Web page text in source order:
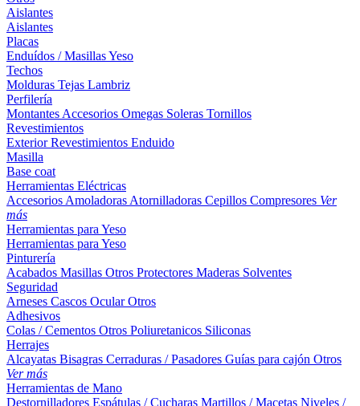
Aislantes
Aislantes
Placas
Enduídos / MasillasYeso
Techos
Molduras Tejas Lambriz
Perfilería
Montantes Accesorios Omegas Soleras Tornillos
Revestimientos
ExteriorRevestimientos Enduido
Masilla
Base coat
Herramientas Eléctricas
Accesorios Amoladoras Atornilladoras Cepillos Compresores Ver
más
Herramientas para Yeso
Herramientas para Yeso
Pinturería
Acabados Masillas Otros Protectores Maderas Solventes
Seguridad
Arneses Cascos OcularOtros
Adhesivos
Colas / Cementos Otros Poliuretanicos Siliconas
Herrajes
Alcayatas Bisagras Cerraduras / Pasadores Guías para cajón Otros
Ver más
Herramientas de Mano
Destornilladores Espátulas / Cucharas Martillos / Macetas Niveles /